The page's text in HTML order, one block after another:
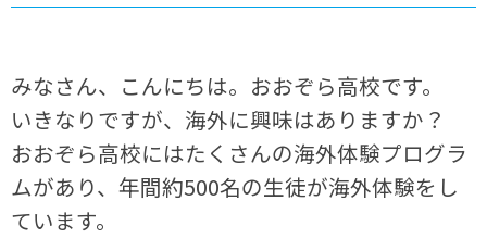
みなさん、こんにちは。おおぞら高校です。
いきなりですが、海外に興味はありますか？
おおぞら高校にはたくさんの海外体験プログラ
ムがあり、年間約500名の生徒が海外体験をし
ています。